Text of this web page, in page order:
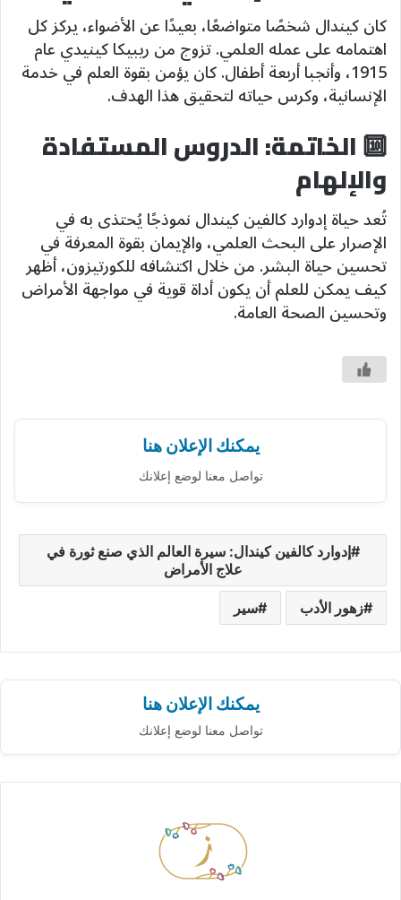
كان كيندال شخصًا متواضعًا، بعيدًا عن الأضواء، يركز كل
اهتمامه على عمله العلمي. تزوج من ريبيكا كينيدي عام
1915، وأنجبا أربعة أطفال. كان يؤمن بقوة العلم في خدمة
الإنسانية، وكرس حياته لتحقيق هذا الهدف.
🔟 الخاتمة: الدروس المستفادة
والإلهام
تُعد حياة إدوارد كالفين كيندال نموذجًا يُحتذى به في
الإصرار على البحث العلمي، والإيمان بقوة المعرفة في
تحسين حياة البشر. من خلال اكتشافه للكورتيزون، أظهر
كيف يمكن للعلم أن يكون أداة قوية في مواجهة الأمراض
وتحسين الصحة العامة.
يمكنك الإعلان هنا
تواصل معنا لوضع إعلانك
إدوارد كالفين كيندال: سيرة العالم الذي صنع ثورة في
علاج الأمراض
زهور الأدب سير
يمكنك الإعلان هنا
تواصل معنا لوضع إعلانك